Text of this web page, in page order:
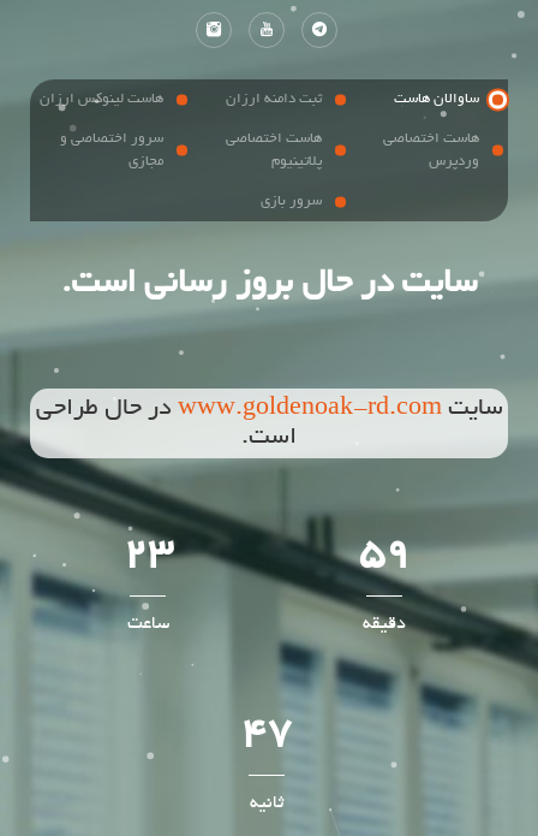
ساوالان هاست ثبت دامنه ارزان هاست لینوکس ارزان
هاست اختصاصی
وردپرس
هاست اختصاصی
پلاتینیوم
سرور اختصاصی و
مجازی
سرور بازی
سایت در حال بروز رسانی است.
سایتwww.goldenoak-rd.com در حال طراحی
است.
23
ساعت
59
دقیقه
47
ثانیه